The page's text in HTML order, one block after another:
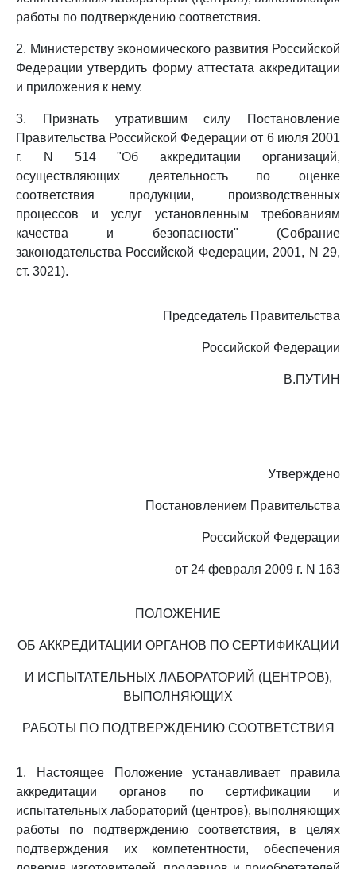
работы по подтверждению соответствия.
2. Министерству экономического развития Российской
Федерации утвердить форму аттестата аккредитации
и приложения к нему.
3. Признать утратившим силу Постановление
Правительства Российской Федерации от 6 июля 2001
г. N 514 "Об аккредитации организаций,
осуществляющих деятельность по оценке
соответствия продукции, производственных
процессов и услуг установленным требованиям
качества и безопасности" (Собрание
законодательства Российской Федерации, 2001, N 29,
ст. 3021).
Председатель Правительства
Российской Федерации
В.ПУТИН
Утверждено
Постановлением Правительства
Российской Федерации
от 24 февраля 2009 г. N 163
ПОЛОЖЕНИЕ
ОБ АККРЕДИТАЦИИ ОРГАНОВ ПО СЕРТИФИКАЦИИ
И ИСПЫТАТЕЛЬНЫХ ЛАБОРАТОРИЙ (ЦЕНТРОВ),
ВЫПОЛНЯЮЩИХ
РАБОТЫ ПО ПОДТВЕРЖДЕНИЮ СООТВЕТСТВИЯ
1. Настоящее Положение устанавливает правила
аккредитации органов по сертификации и
испытательных лабораторий (центров), выполняющих
работы по подтверждению соответствия, в целях
подтверждения их компетентности, обеспечения